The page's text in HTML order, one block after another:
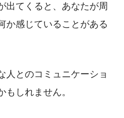
出てくると、あなたが周
か感じていることがある
人とのコミュニケーショ
もしれません。